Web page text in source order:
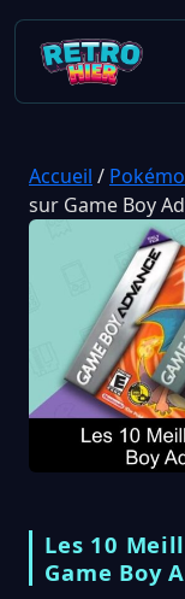
Accueil /
sur Game Boy
Les 10
Game Boy